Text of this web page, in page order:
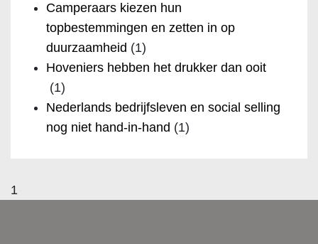
Camperaars kiezen hun
topbestemmingen en zetten in op
duurzaamheid (1)
Hoveniers hebben het drukker dan ooit
(1)
Nederlands bedrijfsleven en social selling
nog niet hand-in-hand (1)
1